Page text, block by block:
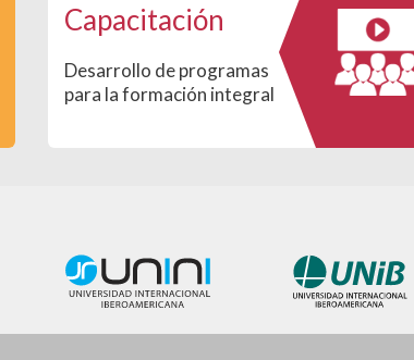
Capacitación
Desarrollo de programas
para la formación integral